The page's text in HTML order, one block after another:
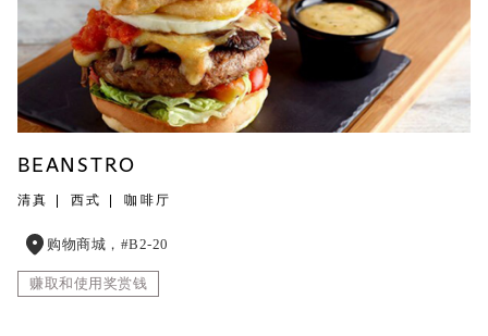
BEANSTRO
清真 西式 咖啡厅
购物商城，#B2-20
赚取和使用奖赏钱